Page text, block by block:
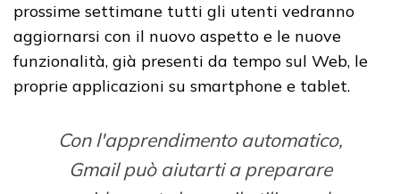
prossime settimane tutti gli utenti vedranno
aggiornarsi con il nuovo aspetto e le nuove
funzionalità, già presenti da tempo sul Web, le
proprie applicazioni su smartphone e tablet.
Con l'apprendimento automatico,
Gmail può aiutarti a preparare